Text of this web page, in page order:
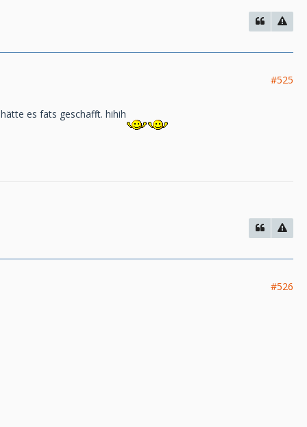
#525
es fats geschafft. hihih
#526